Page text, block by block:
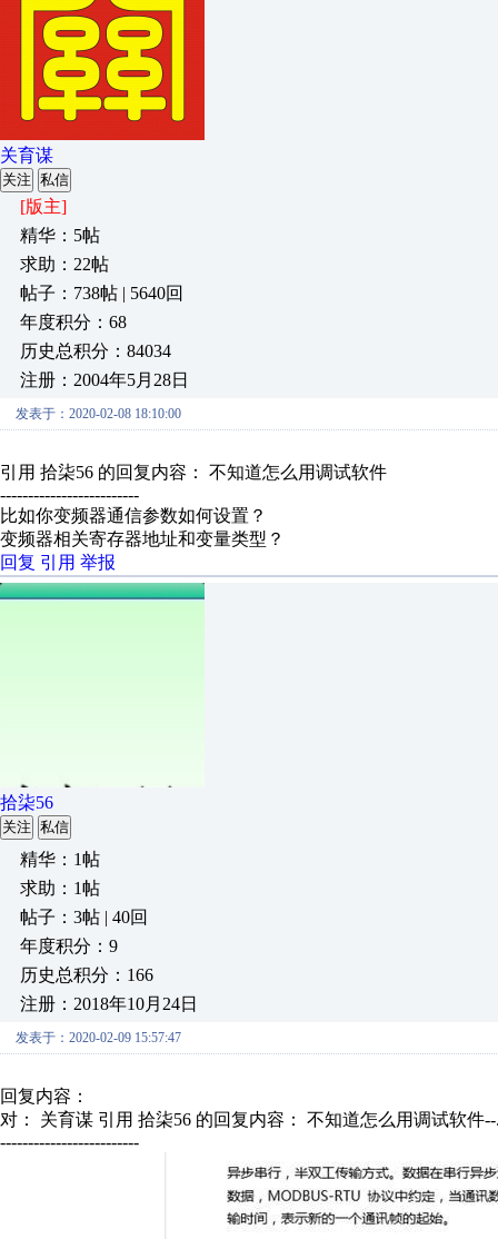
关育谋
关注 私信
[版主]
精华：5帖
求助：22帖
帖子：738帖 | 5640回
年度积分：68
历史总积分：84034
注册：2004年5月28日
发表于：2020-02-08 18:10:00
引用 拾柒56 的回复内容： 不知道怎么用调试软件
-------------------------
比如你变频器通信参数如何设置？
变频器相关寄存器地址和变量类型？
回复 引用 举报
拾柒56
关注 私信
精华：1帖
求助：1帖
帖子：3帖 | 40回
年度积分：9
历史总积分：166
注册：2018年10月24日
发表于：2020-02-09 15:57:47
回复内容：
对： 关育谋 引用 拾柒56 的回复内容： 不知道怎么用调试软件
-------------------------